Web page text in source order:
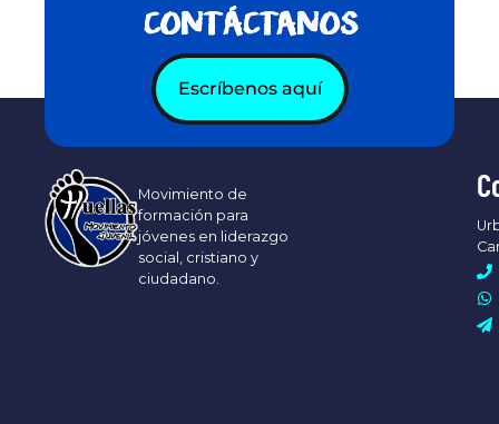
CONTÁCTANOS
Escríbenos aquí
Movimiento de
formación para
jóvenes en liderazgo
social, cristiano y
ciudadano.